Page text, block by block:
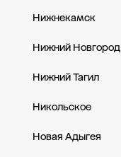
Нижнекамск
Нижний Новгород
Нижний Тагил
Никольское
Новая Адыгея